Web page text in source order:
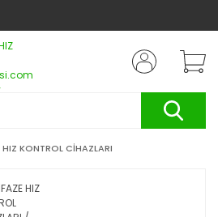
HIZ KONTROL CİHAZLARI